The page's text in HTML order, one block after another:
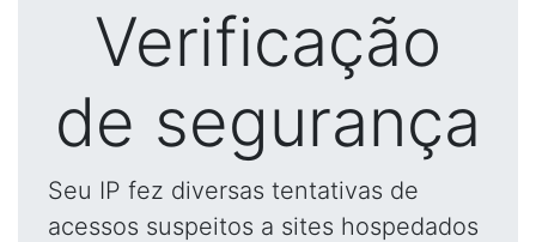
Verificação
de segurança
Seu IP fez diversas tentativas de
acessos suspeitos a sites hospedados